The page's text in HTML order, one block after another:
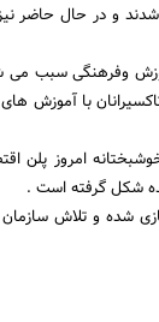
و در حال حاضر
وفرهنگی سبب
با آموزش
امروز پلن
شکل گرفته است .
هزار تاکسی فرسوده نوسازی شده